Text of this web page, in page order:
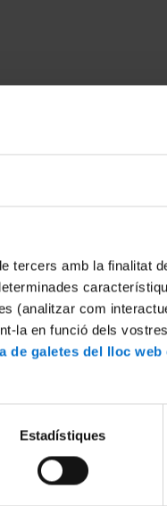
tercers amb la finalitat
(analitzar com
la en funció dels
de galetes del lloc
Estadístiques
de Nadal 2019.
(versió curta)
2019